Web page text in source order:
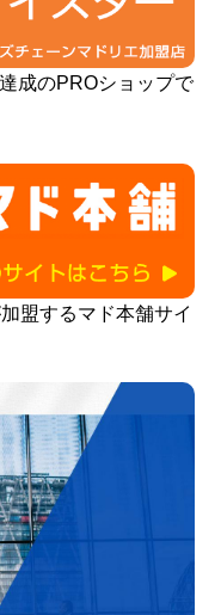
成のPROショップで
盟するマド本舗サイ